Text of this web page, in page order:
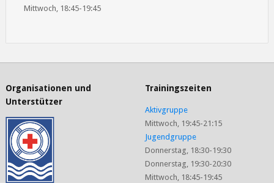
Mittwoch, 18:45-19:45
Organisationen und
Unterstützer
Trainingszeiten
Aktivgruppe
Mittwoch, 19:45-21:15
Jugendgruppe
Donnerstag, 18:30-19:30
Donnerstag, 19:30-20:30
Mittwoch, 18:45-19:45